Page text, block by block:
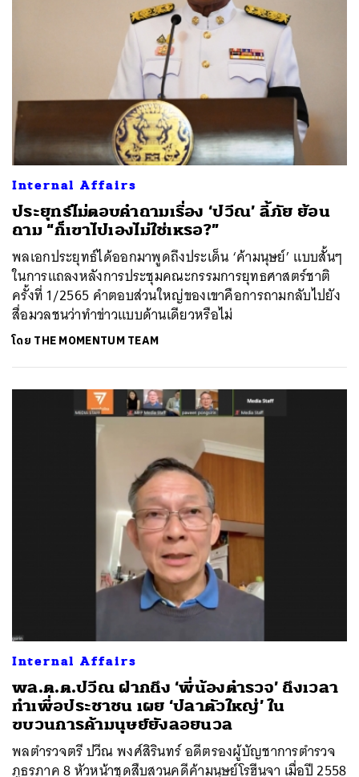
Internal Affairs
ประยุทธ์ไม่ตอบคำถามเรื่อง ‘ปวีณ’ ลี้ภัย ย้อน
ถาม “ก็เขาไปเองไม่ใช่เหรอ?”
พลเอกประยุทธ์ได้ออกมาพูดถึงประเด็น ‘ค้ามนุษย์’ แบบสั้นๆ
ในการแถลงหลังการประชุมคณะกรรมการยุทธศาสตร์ชาติ
ครั้งที่ 1/2565 คำตอบส่วนใหญ่ของเขาคือการถามกลับไปยัง
สื่อมวลชนว่าทำข่าวแบบด้านเดียวหรือไม่
โดย THE MOMENTUM TEAM
Internal Affairs
พล.ต.ต.ปวีณ ฝากถึง ‘พี่น้องตำรวจ’ ถึงเวลา
ทำเพื่อประชาชน เผย ‘ปลาตัวใหญ่’ ใน
ขบวนการค้ามนุษย์ยังลอยนวล
พลตำรวจตรี ปวีณ พงศ์สิรินทร์ อดีตรองผู้บัญชาการตำรวจ
ภูธรภาค 8 หัวหน้าชุดสืบสวนคดีค้ามนุษย์โรฮีนจา เมื่อปี 2558